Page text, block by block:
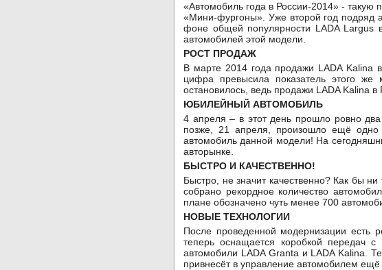
«Автомобиль года в России-2014» -
«Мини-фургоны». Уже второй год подряд
фоне общей популярности LADA Largus
автомобилей этой модели.
РОСТ ПРОДАЖ
В марте 2014 года продажи LADA Kаlina
цифра превысила показатель этого
остановилось, ведь продажи LADA Kalina
ЮБИЛЕЙНЫЙ АВТОМОБИЛЬ
4 апреля – в этот день прошло ровно два
позже, 21 апреля, произошло ещё одно
автомобиль данной модели! На
авторынке.
БЫСТРО И КАЧЕСТВЕННО!
Быстро, не значит качественно? Как бы
собрано рекордное количество
плане обозначено чуть менее 700
НОВЫЕ ТЕХНОЛОГИИ
После проведенной модернизации есть
теперь оснащается коробкой передач
автомобили LADA Granta и LADA Kalina.
привнесёт в управление автомобилем